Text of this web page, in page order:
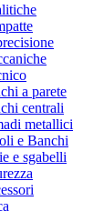
a parete
centrali
metallici
e Banchi
e sgabelli